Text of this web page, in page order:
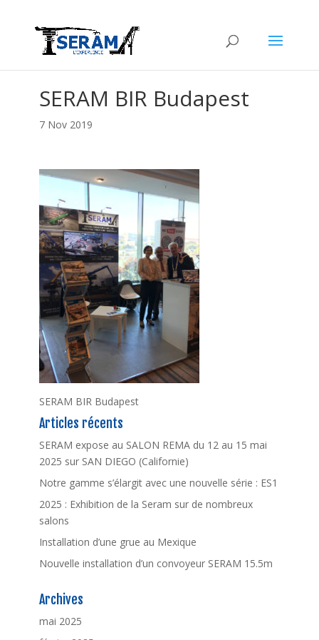
SERAM BIR Budapest
7 Nov 2019
SERAM BIR Budapest
Articles récents
SERAM expose au SALON REMA du 12 au 15 mai
2025 sur SAN DIEGO (Californie)
Notre gamme s’élargit avec une nouvelle série : ES1
2025 : Exhibition de la Seram sur de nombreux
salons
Installation d’une grue au Mexique
Nouvelle installation d’un convoyeur SERAM 15.5m
Archives
mai 2025